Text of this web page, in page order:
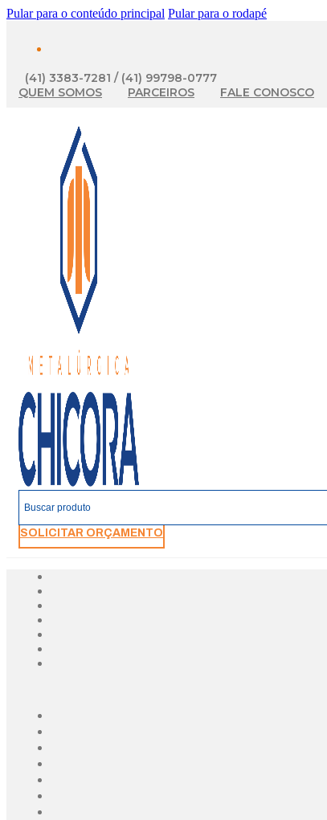
Pular para o conteúdo principal Pular para o rodapé
(41) 3383-7281 / (41) 99798-0777
QUEM SOMOS
PARCEIROS FALE CONOSCO
SOLICITAR ORÇAMENTO